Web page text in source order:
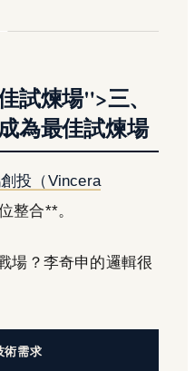
試煉場">三、
為最佳試煉場
投（Vincera
整合**。
場？李奇申的邏輯很
術需求